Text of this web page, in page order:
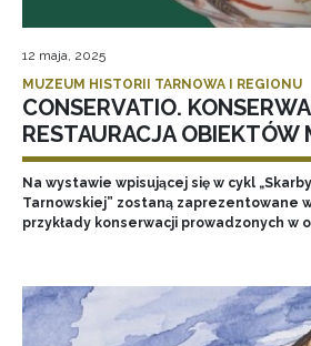
12 maja, 2025
MUZEUM HISTORII TARNOWA I REGIONU
CONSERVATIO.
RESTAURACJA OBIEKTÓW
Na wystawie wpisującej się w cykl
Tarnowskiej” zostaną zaprezentowane
przykłady konserwacji prowadzonych w